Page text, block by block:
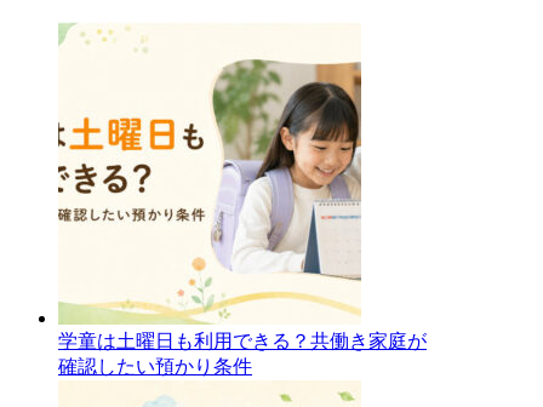
学童は土曜日も利用できる？共働き家庭が
確認したい預かり条件